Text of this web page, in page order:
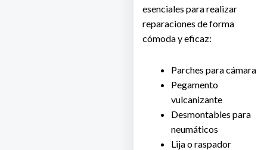
esenciales para realizar
reparaciones de forma
cómoda y eficaz:
Parches para cámara
Pegamento
vulcanizante
Desmontables para
neumáticos
Lija o raspador